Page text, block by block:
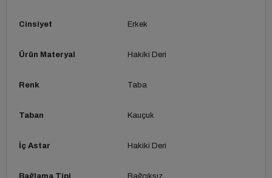
Cinsiyet Erkek
Ürün Materyal Hakiki Deri
Renk Taba
Taban Kauçuk
İç Astar Hakiki Deri
Bağlama Tipi Bağcıksız